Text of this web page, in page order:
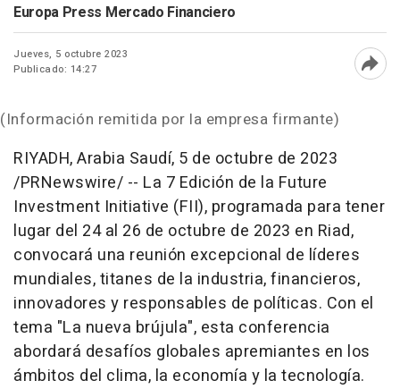
Europa Press Mercado Financiero
Jueves, 5 octubre 2023
Publicado: 14:27
(Información remitida por la empresa firmante)
RIYADH, Arabia Saudí, 5 de octubre de 2023
/PRNewswire/ -- La 7 Edición de la Future
Investment Initiative (FII), programada para tener
lugar del 24 al 26 de octubre de 2023 en Riad,
convocará una reunión excepcional de líderes
mundiales, titanes de la industria, financieros,
innovadores y responsables de políticas. Con el
tema "La nueva brújula", esta conferencia
abordará desafíos globales apremiantes en los
ámbitos del clima, la economía y la tecnología.